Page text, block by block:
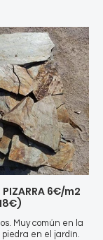
PIZARRA 6€/m2
Muy común en la
en el jardín.